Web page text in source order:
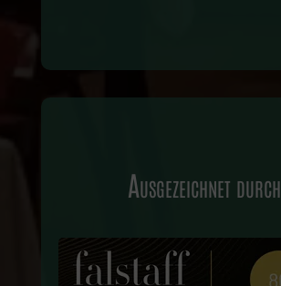
Ausgezeichnet durch